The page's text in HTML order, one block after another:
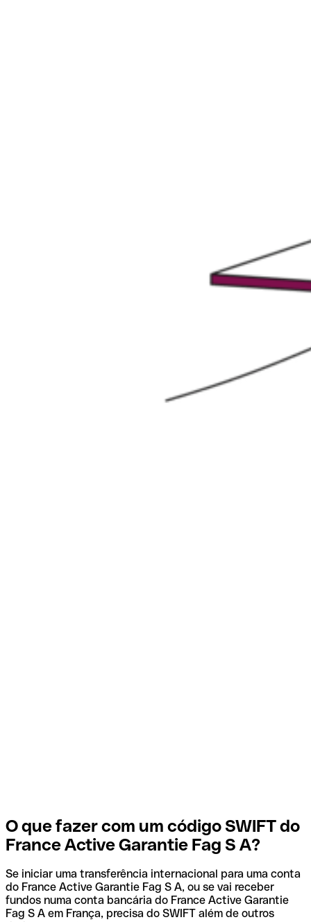
O que fazer com um código SWIFT do
France Active Garantie Fag S A?
Se iniciar uma transferência internacional para uma conta
do France Active Garantie Fag S A, ou se vai receber
fundos numa conta bancária do France Active Garantie
Fag S A em França, precisa do SWIFT além de outros